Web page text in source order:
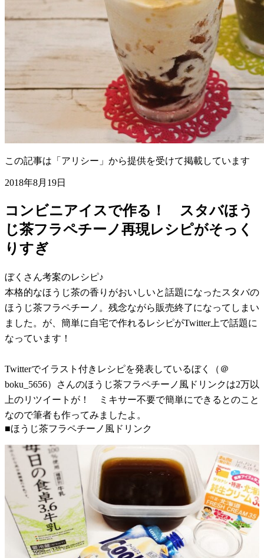
この記事は「アリシー」から提供を受けて掲載しています
2018年8月19日
コンビニアイスで作る！ スタバほう
じ茶フラペチーノ再現レシピがそっく
りすぎ
ぼくさん考案のレシピ♪
本格的なほうじ茶の香りがおいしいと話題になったスタバの
ほうじ茶フラペチーノ。残念ながら販売終了になってしまい
ました。が、簡単に自宅で作れるレシピがTwitter上で話題に
なっています！
Twitterでイラスト付きレシピを発表しているぼく（＠
boku_5656）さんのほうじ茶フラペチーノ風ドリンクは2万以
上のリツイートが！ ミキサー不要で簡単にできるとのこと
なので筆者も作ってみましたよ。
■ほうじ茶フラペチーノ風ドリンク